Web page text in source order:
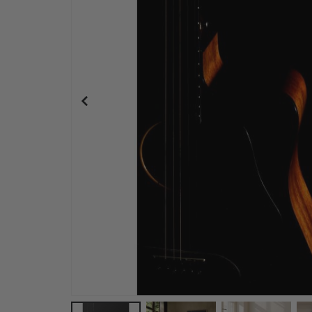
Personalisierte Poster - Stadtkarte